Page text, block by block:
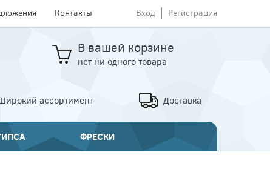
Контакты Вход Регистрация
В вашей корзине
нет ни одного товара
ассортимент Доставка
ФРЕСКИ